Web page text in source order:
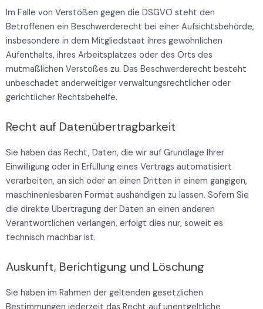
Im Falle von Verstößen gegen die DSGVO steht den
Betroffenen ein Beschwerderecht bei einer Aufsichtsbehörde,
insbesondere in dem Mitgliedstaat ihres gewöhnlichen
Aufenthalts, ihres Arbeitsplatzes oder des Orts des
mutmaßlichen Verstoßes zu. Das Beschwerderecht besteht
unbeschadet anderweitiger verwaltungsrechtlicher oder
gerichtlicher Rechtsbehelfe.
Recht auf Daten­übertrag­barkeit
Sie haben das Recht, Daten, die wir auf Grundlage Ihrer
Einwilligung oder in Erfüllung eines Vertrags automatisiert
verarbeiten, an sich oder an einen Dritten in einem gängigen,
maschinenlesbaren Format aushändigen zu lassen. Sofern Sie
die direkte Übertragung der Daten an einen anderen
Verantwortlichen verlangen, erfolgt dies nur, soweit es
technisch machbar ist.
Auskunft, Berichtigung und Löschung
Sie haben im Rahmen der geltenden gesetzlichen